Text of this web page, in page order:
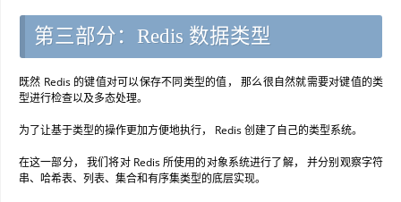
第三部分：Redis 数据类型
既然 Redis 的键值对可以保存不同类型的值， 那么很自然就需要对键值的类
型进行检查以及多态处理。
为了让基于类型的操作更加方便地执行， Redis 创建了自己的类型系统。
在这一部分， 我们将对 Redis 所使用的对象系统进行了解， 并分别观察字符
串、哈希表、列表、集合和有序集类型的底层实现。